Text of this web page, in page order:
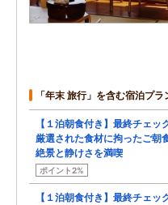
「年末 旅行」を含む宿泊プラ
【１泊朝食付き】最終チェッ
厳選された食材に拘ったご朝
絶景と静けさを満喫
ポイント2%
【１泊朝食付き】最終チェッ